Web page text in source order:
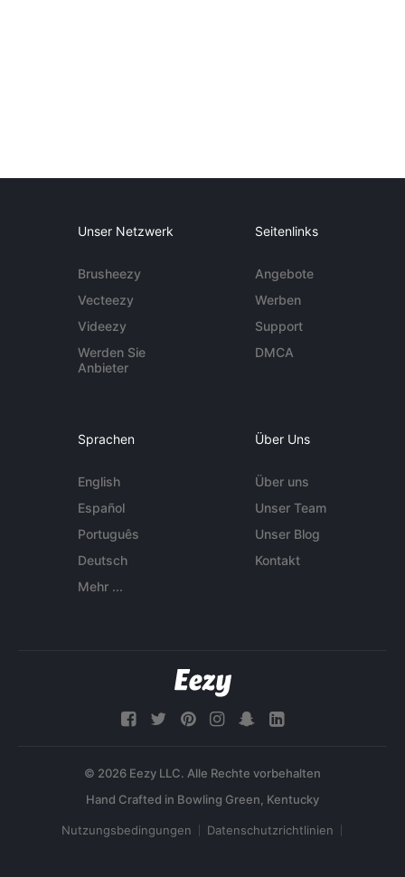
Unser Netzwerk
Brusheezy
Vecteezy
Videezy
Werden Sie
Anbieter
Seitenlinks
Angebote
Werben
Support
DMCA
Sprachen
English
Español
Português
Deutsch
Mehr ...
Über Uns
Über uns
Unser Team
Unser Blog
Kontakt
© 2026 Eezy LLC. Alle Rechte vorbehalten
Nutzungsbedingungen Datenschutzrichtlinien